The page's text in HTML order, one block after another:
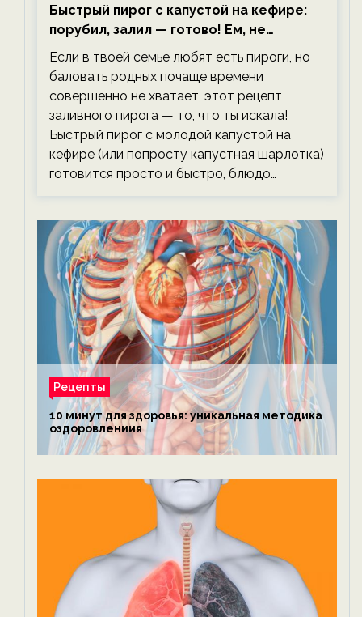
Быстрый пирог с капустой на кефире:
порубил, залил — готово! Ем, не
тревожась о фигуре!
Если в твоей семье любят есть пироги, но
баловать родных почаще времени
совершенно не хватает, этот рецепт
заливного пирога — то, что ты искала!
Быстрый пирог с молодой капустой на
кефире (или попросту капустная шарлотка)
готовится просто и быстро, блюдо…
Рецепты
10 минут для здоровья: уникальная методика
оздоровлениия